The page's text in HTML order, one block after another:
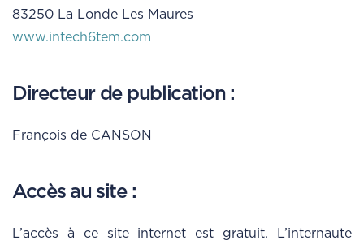
83250 La Londe Les Maures
www.intech6tem.com
Directeur de publication :
François de CANSON
Accès au site :
L’accès à ce site internet est gratuit. L’internaute